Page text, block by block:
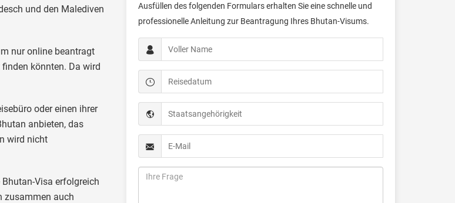
und den Malediven
nur online beantragt
könnten. Da wird
oder einen ihrer
anbieten, das
wird nicht
Visa erfolgreich
zusammen auch
Ausfüllen des folgenden Formulars erhalten Sie eine schnelle und
professionelle Anleitung zur Beantragung Ihres Bhutan-Visums.



